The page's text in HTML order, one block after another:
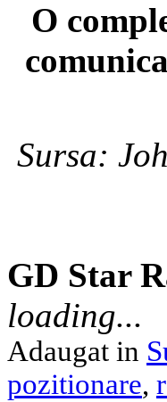
O
Sursa:
GD Star
loading...
Adaugat in
pozitionare,